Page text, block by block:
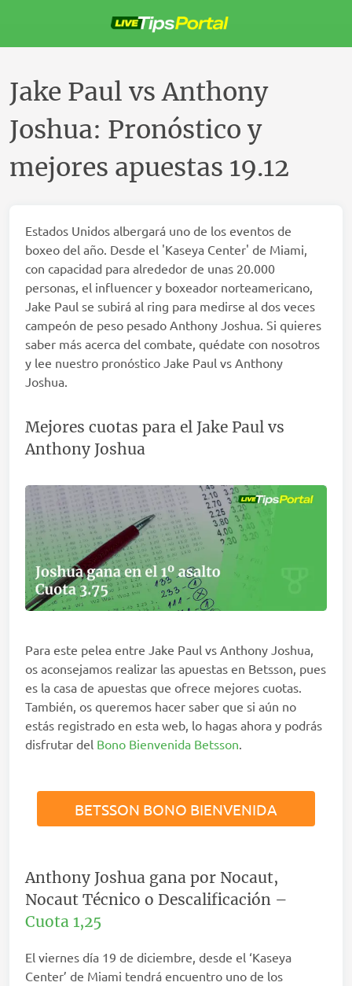
contenido
Jake Paul vs Anthony
Joshua: Pronóstico y
mejores apuestas 19.12
Estados Unidos albergará uno de los eventos de
boxeo del año. Desde el 'Kaseya Center' de Miami,
con capacidad para alrededor de unas 20.000
personas, el influencer y boxeador norteamericano,
Jake Paul se subirá al ring para medirse al dos veces
campeón de peso pesado Anthony Joshua. Si quieres
saber más acerca del combate, quédate con nosotros
y lee nuestro pronóstico Jake Paul vs Anthony
Joshua.
Mejores cuotas para el Jake Paul vs
Anthony Joshua
Para este pelea entre Jake Paul vs Anthony Joshua,
os aconsejamos realizar las apuestas en Betsson, pues
es la casa de apuestas que ofrece mejores cuotas.
También, os queremos hacer saber que si aún no
estás registrado en esta web, lo hagas ahora y podrás
disfrutar del Bono Bienvenida Betsson.
BETSSON BONO BIENVENIDA
Anthony Joshua gana por Nocaut,
Nocaut Técnico o Descalificación –
Cuota 1,25
El viernes día 19 de diciembre, desde el ‘Kaseya
Center’ de Miami tendrá encuentro uno de los